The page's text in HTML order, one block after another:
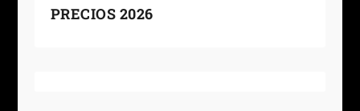
PRECIOS 2026